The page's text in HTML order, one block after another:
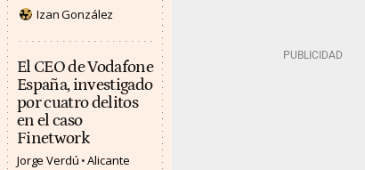
Izan González
El CEO de Vodafone
España, investigado
por cuatro delitos
en el caso
Finetwork
Jorge Verdú Alicante